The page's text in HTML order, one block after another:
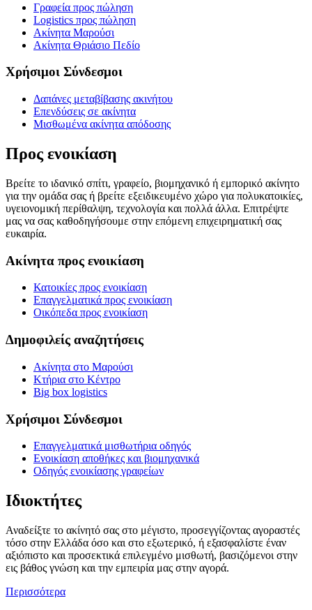
Γραφεία προς πώληση
Logistics προς πώληση
Ακίνητα Μαρούσι
Ακίνητα Θριάσιο Πεδίο
Χρήσιμοι Σύνδεσμοι
Δαπάνες μεταβίβασης ακινήτου
Επενδύσεις σε ακίνητα
Μισθωμένα ακίνητα απόδοσης
Προς ενοικίαση
Βρείτε το ιδανικό σπίτι, γραφείο, βιομηχανικό ή εμπορικό ακίνητο
για την ομάδα σας ή βρείτε εξειδικευμένο χώρο για πολυκατοικίες,
υγειονομική περίθαλψη, τεχνολογία και πολλά άλλα. Επιτρέψτε
μας να σας καθοδηγήσουμε στην επόμενη επιχειρηματική σας
ευκαιρία.
Ακίνητα προς ενοικίαση
Κατοικίες προς ενοικίαση
Επαγγελματικά προς ενοικίαση
Οικόπεδα προς ενοικίαση
Δημοφιλείς αναζητήσεις
Ακίνητα στο Μαρούσι
Κτήρια στο Κέντρο
Big box logistics
Χρήσιμοι Σύνδεσμοι
Επαγγελματικά μισθωτήρια οδηγός
Ενοικίαση αποθήκες και βιομηχανικά
Οδηγός ενοικίασης γραφείων
Ιδιοκτήτες
Αναδείξτε το ακίνητό σας στο μέγιστο, προσεγγίζοντας αγοραστές
τόσο στην Ελλάδα όσο και στο εξωτερικό, ή εξασφαλίστε έναν
αξιόπιστο και προσεκτικά επιλεγμένο μισθωτή, βασιζόμενοι στην
εις βάθος γνώση και την εμπειρία μας στην αγορά.
Περισσότερα